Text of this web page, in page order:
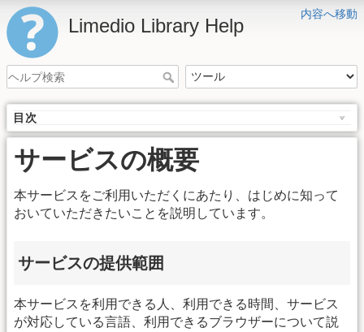
内容へ移動
Limedio Library Help
目次
サービスの概要
本サービスをご利用いただくにあたり、はじめに知って
おいていただきたいことを説明しています。
サービスの提供範囲
本サービスを利用できる人、利用できる時間、サービス
が対応している言語、利用できるブラウザーについて説